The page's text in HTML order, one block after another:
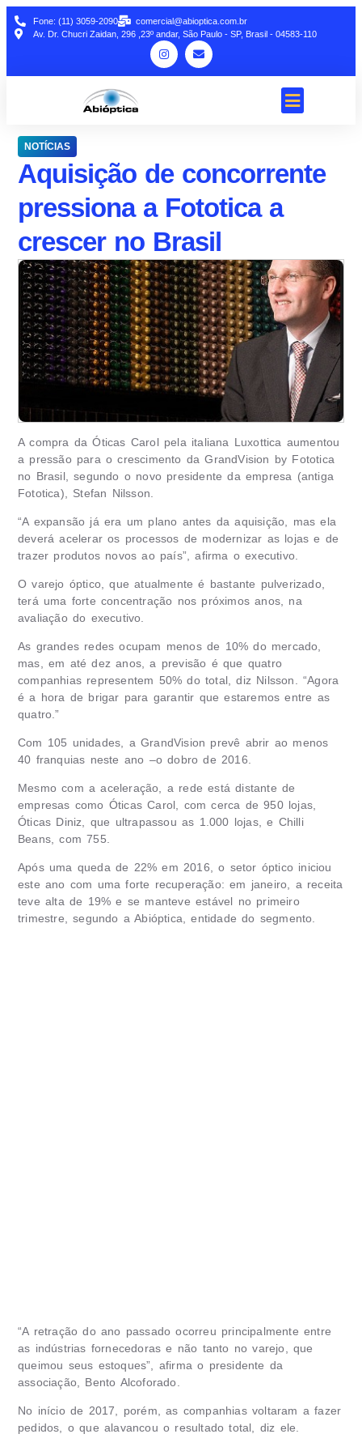
Fone: (11) 3059-2090
comercial@abioptica.com.br
Av. Dr. Chucri Zaidan, 296 ,23º andar, São Paulo - SP, Brasil - 04583-110
NOTÍCIAS
Aquisição de concorrente
pressiona a Fototica a
crescer no Brasil
A compra da Óticas Carol pela italiana Luxottica aumentou
a pressão para o crescimento da GrandVision by Fototica
no Brasil, segundo o novo presidente da empresa (antiga
Fototica), Stefan Nilsson.
“A expansão já era um plano antes da aquisição, mas ela
deverá acelerar os processos de modernizar as lojas e de
trazer produtos novos ao país”, afirma o executivo.
O varejo óptico, que atualmente é bastante pulverizado,
terá uma forte concentração nos próximos anos, na
avaliação do executivo.
As grandes redes ocupam menos de 10% do mercado,
mas, em até dez anos, a previsão é que quatro
companhias representem 50% do total, diz Nilsson. “Agora
é a hora de brigar para garantir que estaremos entre as
quatro.”
Com 105 unidades, a GrandVision prevê abrir ao menos
40 franquias neste ano –o dobro de 2016.
Mesmo com a aceleração, a rede está distante de
empresas como Óticas Carol, com cerca de 950 lojas,
Óticas Diniz, que ultrapassou as 1.000 lojas, e Chilli
Beans, com 755.
Após uma queda de 22% em 2016, o setor óptico iniciou
este ano com uma forte recuperação: em janeiro, a receita
teve alta de 19% e se manteve estável no primeiro
trimestre, segundo a Abióptica, entidade do segmento.
“A retração do ano passado ocorreu principalmente entre
as indústrias fornecedoras e não tanto no varejo, que
queimou seus estoques”, afirma o presidente da
associação, Bento Alcoforado.
No início de 2017, porém, as companhias voltaram a fazer
pedidos, o que alavancou o resultado total, diz ele.